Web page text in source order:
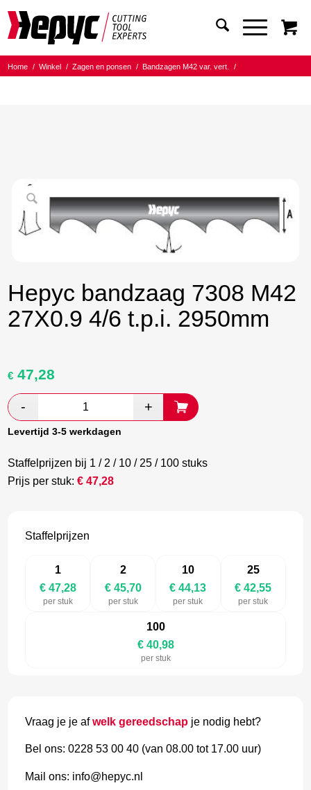
Home / Winkel / Zagen en ponsen / Bandzagen M42 var. vert.
/
Hepyc bandzaag 7308 M42
27X0.9 4/6 t.p.i. 2950mm
Oorspronkelijke
was:
€ 78,80.
€ 47,28
€ 45,70.
Levertijd 3-5 werkdagen
Staffelprijzen bij 1 / 2 / 10 / 25 / 100 stuks
Prijs per stuk:€47,28
Staffelprijzen
1
€ 47,28
per stuk
2
€ 45,70
per stuk
10
€ 44,13
per stuk
25
€ 42,55
per stuk
100
€ 40,98
per stuk
Vraag je je afwelk gereedschap je nodig hebt?
Bel ons: 0228 53 00 40 (van 08.00 tot 17.00 uur)
Mail ons: info@hepyc.nl